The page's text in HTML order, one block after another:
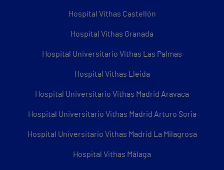
Hospital Vithas Castellón
Hospital Vithas Granada
Hospital Universitario Vithas Las Palmas
Hospital Vithas Lleida
Hospital Universitario Vithas Madrid Aravaca
Hospital Universitario Vithas Madrid Arturo Soria
Hospital Universitario Vithas Madrid La Milagrosa
Hospital Vithas Málaga